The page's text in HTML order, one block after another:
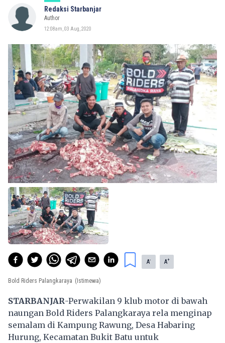
Redaksi Starbanjar
Author
12:08am, 03 Aug, 2020
A- A+
Bold Riders Palangkaraya (Istimewa)
STARBANJAR-Perwakilan 9 klub motor di bawah
naungan Bold Riders Palangkaraya rela menginap
semalam di Kampung Rawung, Desa Habaring
Hurung, Kecamatan Bukit Batu untuk